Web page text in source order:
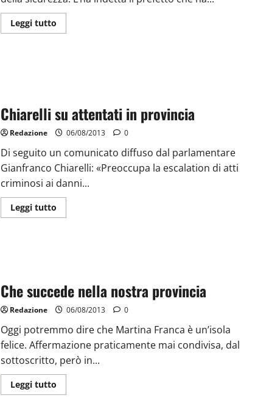
Leggi tutto
Chiarelli su attentati in provincia
Redazione 06/08/2013 0
Di seguito un comunicato diffuso dal parlamentare
Gianfranco Chiarelli: «Preoccupa la escalation di atti
criminosi ai danni...
Leggi tutto
Che succede nella nostra provincia
Redazione 06/08/2013 0
Oggi potremmo dire che Martina Franca è un’isola
felice. Affermazione praticamente mai condivisa, dal
sottoscritto, però in...
Leggi tutto